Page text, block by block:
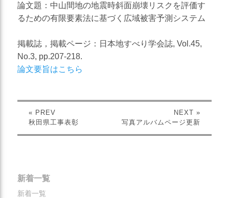
土砂災害防止法に基づく基
礎調査
総合解析
施設維持管理
論文題：中山間地の地震時斜面崩壊リスクを評価す
るための有限要素法に基づく広域被害予測システム
掲載誌，掲載ページ：日本地すべり学会誌, Vol.45,
No.3, pp.207-218.
論文要旨はこちら
« PREV
秋田県工事表彰
NEXT »
写真アルバムページ更新
新着一覧
新着一覧